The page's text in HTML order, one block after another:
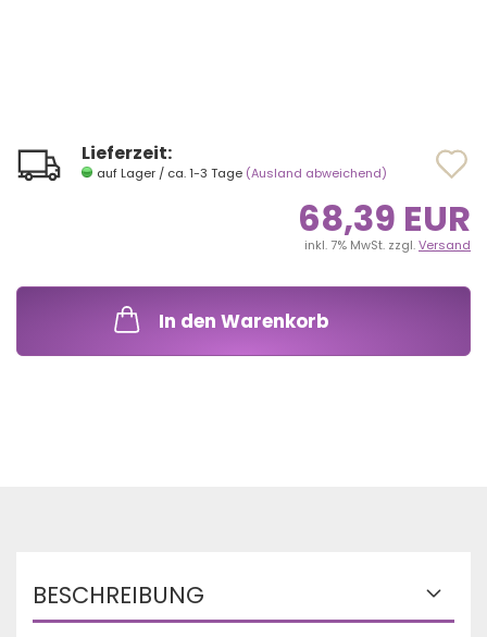
Lieferzeit:
auf Lager / ca. 1-3 Tage (Ausland abweichend)
68,39 EUR
inkl. 7% MwSt. zzgl.Versand
In den Warenkorb
BESCHREIBUNG